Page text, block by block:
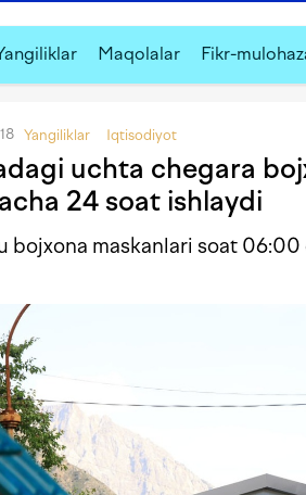
Maqolalar Fikr-
Yangiliklar Iqtisodiyot
uchta chegara
24 soat ishlaydi
bojxona maskanlari soat